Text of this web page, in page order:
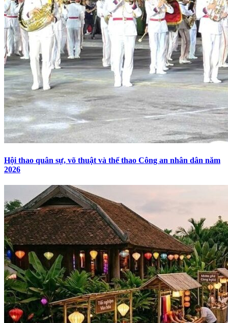
Hội thao quân sự, võ thuật và thể thao Công an nhân dân năm
2026